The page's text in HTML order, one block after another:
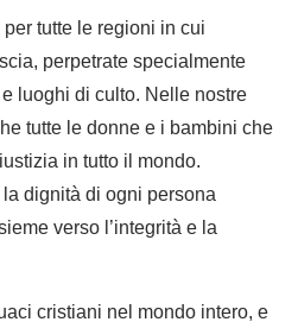
tutte le regioni in cui
perpetrate specialmente
luoghi di culto. Nelle nostre
tutte le donne e i bambini che
in tutto il mondo.
dignità di ogni persona
verso l’integrità e la
cristiani nel mondo intero, e